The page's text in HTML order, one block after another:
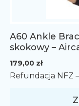
A60 Ankle
skokowy –
179,00 zł
Refundacja NFZ –